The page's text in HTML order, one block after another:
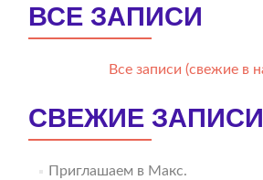
ВСЕ ЗАПИСИ
Все записи (свежие в
СВЕЖИЕ ЗАПИСИ
Приглашаем в Макс.